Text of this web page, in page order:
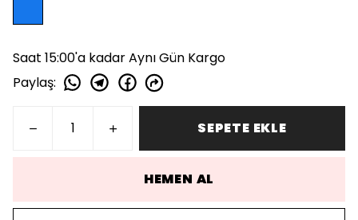
Saat 15:00'a kadar Aynı Gün Kargo
Paylaş:
SEPETE EKLE
HEMEN AL